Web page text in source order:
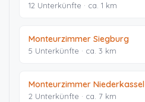
12 Unterkünfte · ca. 1 km
Monteurzimmer Siegburg
5 Unterkünfte · ca. 3 km
Monteurzimmer
2 Unterkünfte · ca. 7 km